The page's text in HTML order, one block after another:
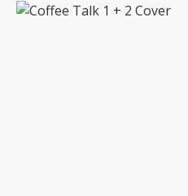
Bildergalerie überspringen